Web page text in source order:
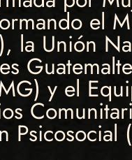
el
la Unión
y el
Psicosocial